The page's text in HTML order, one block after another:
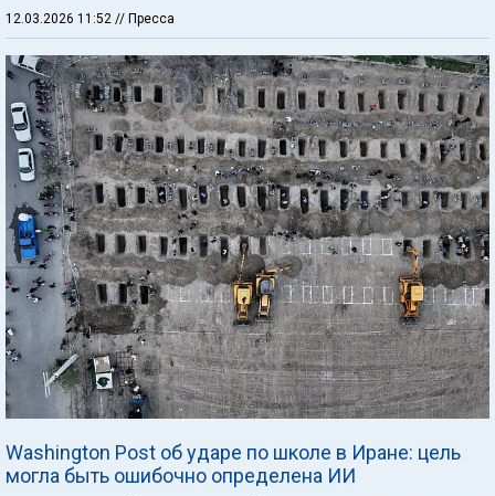
12.03.2026 11:52 // Пресса
Washington Post об ударе по школе в Иране: цель
могла быть ошибочно определена ИИ